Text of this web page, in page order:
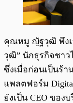
คุณหมู ญัฐวุฒิ พึง
วุฒิ” นักธุรกิจชาว
ซึ่งเมื่อก่อนเป็นร้า
แพลตฟอร์ม
ยังเป็น CEO ของ